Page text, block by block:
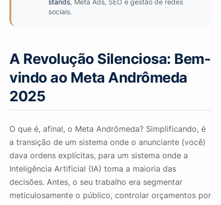
stands, Meta Ads, SEO e gestão de redes
sociais.
A Revolução Silenciosa: Bem-
vindo ao Meta Andrômeda
2025
O que é, afinal, o Meta Andrômeda? Simplificando, é
a transição de um sistema onde o anunciante (você)
dava ordens explícitas, para um sistema onde a
Inteligência Artificial (IA) toma a maioria das
decisões. Antes, o seu trabalho era segmentar
meticulosamente o público, controlar orçamentos por